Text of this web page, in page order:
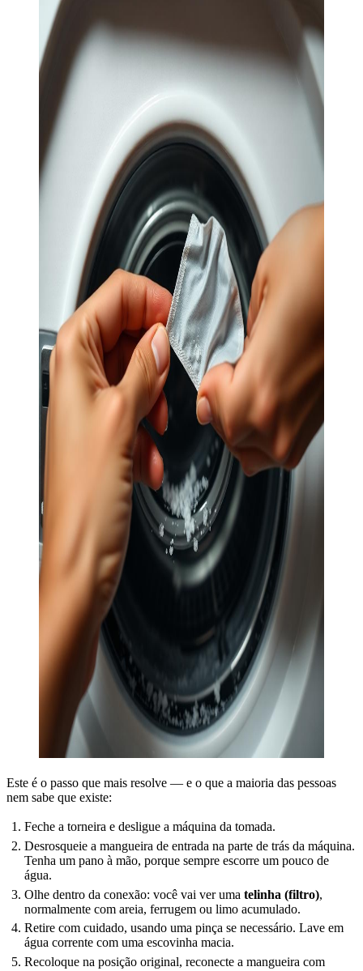
Este é o passo que mais resolve — e o que a maioria das pessoas
nem sabe que existe:
Feche a torneira e desligue a máquina da tomada.
Desrosqueie a mangueira de entrada na parte de trás da máquina.
Tenha um pano à mão, porque sempre escorre um pouco de
água.
Olhe dentro da conexão: você vai ver umatelinha (filtro),
normalmente com areia, ferrugem ou limo acumulado.
Retire com cuidado, usando uma pinça se necessário. Lave em
água corrente com uma escovinha macia.
Recoloque na posição original, reconecte a mangueira com